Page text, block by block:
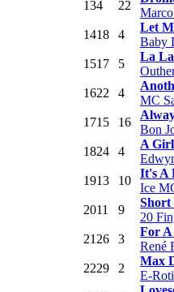
134 22
1418 4
Let
Baby
1517 5
La
1622 4
MC
1715 16
Bon
1824 4
A
1913 10
It's A
Ice
2011 9
Short
20
21 26 3
For A
René
2229 2
Max
E-